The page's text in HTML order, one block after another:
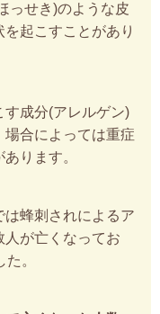
っせき)のような皮
起こすことがあり
成分(アレルゲン)
合によっては重症
ります。
蜂刺されによるア
が亡くなってお
。